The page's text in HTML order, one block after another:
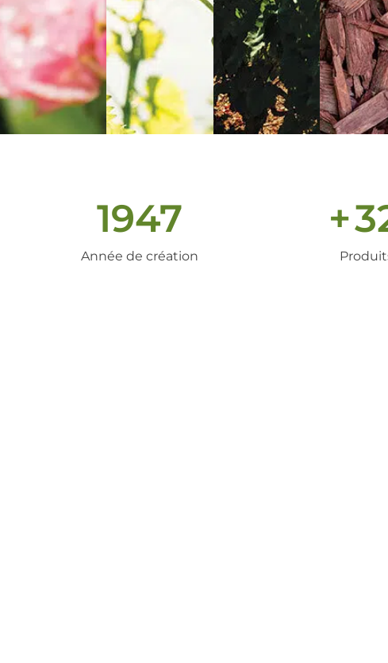
1947
Année de création
+